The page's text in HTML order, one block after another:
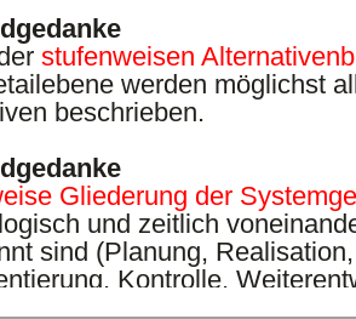
stufenweisen
werden möglichst
beschrieben.
Gliederung der
und zeitlich
sind (Planung, Realisation,
Kontrolle,